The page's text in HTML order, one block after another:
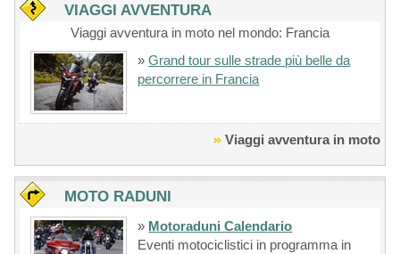
VIAGGI AVVENTURA
Viaggi avventura in moto nel mondo: Francia
»Grand tour sulle strade più belle da
percorrere in Francia
Viaggi avventura in moto
MOTO RADUNI
» Motoraduni Calendario
Eventi motociclistici in programma in